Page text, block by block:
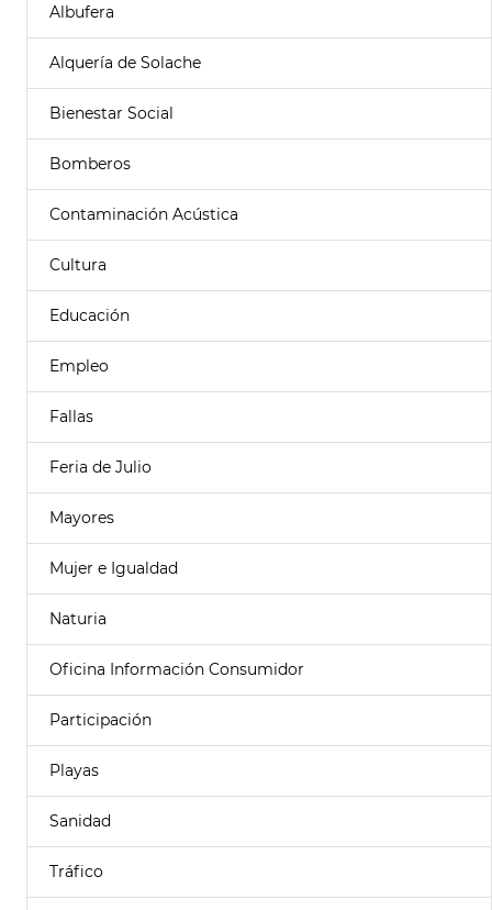
Albufera
Alquería de Solache
Bienestar Social
Bomberos
Contaminación Acústica
Cultura
Educación
Empleo
Fallas
Feria de Julio
Mayores
Mujer e Igualdad
Naturia
Oficina Información Consumidor
Participación
Playas
Sanidad
Tráfico